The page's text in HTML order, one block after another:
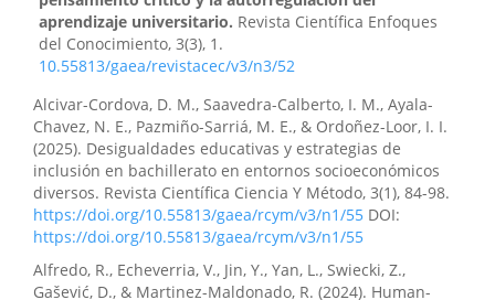
aprendizaje universitario. Revista Científica Enfoques
del Conocimiento, 3(3), 1.
10.55813/gaea/revistacec/v3/n3/52
Alcivar-Cordova, D. M., Saavedra-Calberto, I. M., Ayala-
Chavez, N. E., Pazmiño-Sarriá, M. E., & Ordoñez-Loor, I. I.
(2025). Desigualdades educativas y estrategias de
inclusión en bachillerato en entornos socioeconómicos
diversos. Revista Científica Ciencia Y Método, 3(1), 84-98.
https://doi.org/10.55813/gaea/rcym/v3/n1/55 DOI:
https://doi.org/10.55813/gaea/rcym/v3/n1/55
Alfredo, R., Echeverria, V., Jin, Y., Yan, L., Swiecki, Z.,
Gašević, D., & Martinez-Maldonado, R. (2024). Human-